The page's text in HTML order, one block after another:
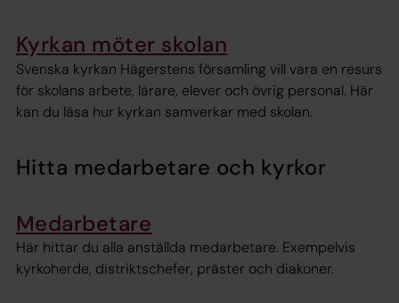
Kyrkan möter skolan
Svenska kyrkan Hägerstens församling vill vara en resurs
för skolans arbete, lärare, elever och övrig personal. Här
kan du läsa hur kyrkan samverkar med skolan.
Hitta medarbetare och kyrkor
Medarbetare
Här hittar du alla anställda medarbetare. Exempelvis
kyrkoherde, distriktschefer, präster och diakoner.